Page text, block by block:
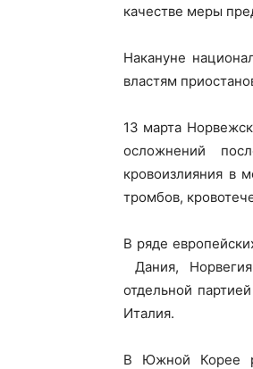
качестве меры
Накануне
властям
13 марта
осложнений
кровоизлияния в
тромбов,
В ряде
Дания,
отдельной
Италия.
В Южной Корее